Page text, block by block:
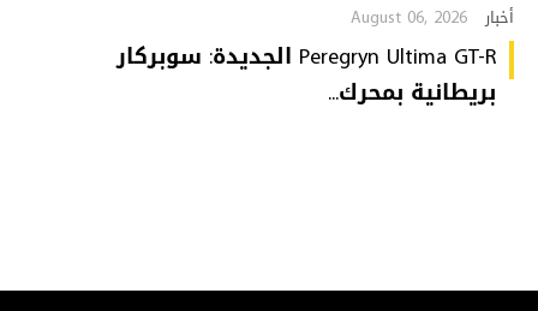
أخبار August 06, 2026
Peregryn Ultima GT-R الجديدة: سوبركار
بريطانية بمحرك...